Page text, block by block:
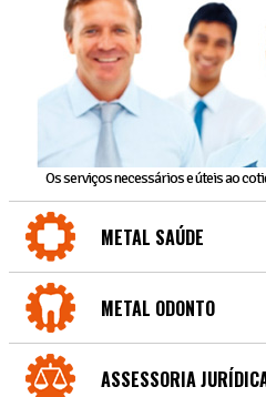
Os serviços necessários e úteis ao
METAL SAÚDE
METAL ODONTO
ASSESSORIA